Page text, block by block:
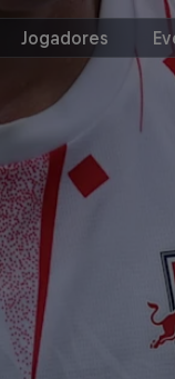
Jogadores